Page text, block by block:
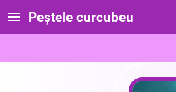
Peştele curcubeu